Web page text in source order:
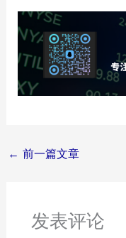
← 前一篇文章
发表评论